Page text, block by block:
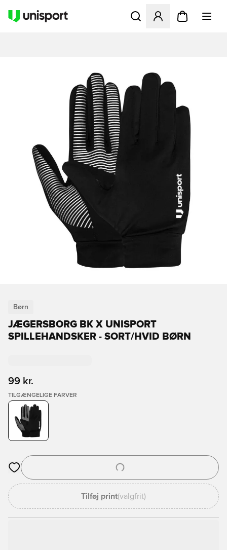
Åbner en Modal til at
Børn
JÆGERSBORG BK X UNISPORT
SPILLEHANDSKER - SORT/HVID BØRN
99 kr.
TILGÆNGELIGE FARVER
Åbner en Modal til at logge ind eller tilmelde dig som medlem
Tilføj print(valgfrit)